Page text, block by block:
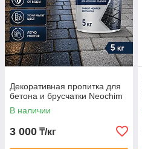
Декоративная пропитка для
бетона и брусчатки Neochim
В наличии
3 000 ₸/кг